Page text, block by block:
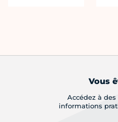
Vous
Accédez à
informations